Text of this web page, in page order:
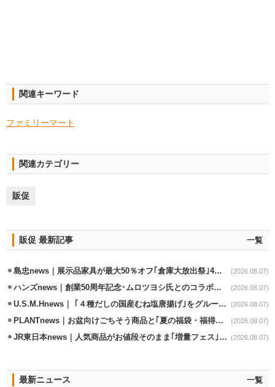
関連キーワード
ファミリーマート
関連カテゴリー
販促
販促 最新記事 一覧
島忠news｜展示品家具が最大50％オフ｢倉庫大放出祭｣4店舗限定で開催 (2026.08.07)
ハンズnews｜創業50周年記念･ムロツヨシ氏とのコラボ企画｢ムロハンズ｣開催 (2026.08.07)
U.S.M.Hnews｜ ｢４種だしの国産むね塩唐揚げ｣をグループ610店で共同販促 (2026.08.07)
PLANTnews｜お盆向けごちそう商品と｢夏の福袋・福得カート｣8/8から開催 (2026.08.07)
JR東日本news｜人気商品がお値段そのまま｢増量フェス｣8/18から開催 (2026.08.07)
最新ニュース 一覧